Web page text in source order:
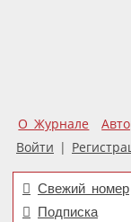
О Журнале
Войти |
Свежий номер
Подписка